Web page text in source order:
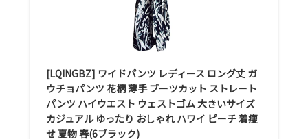
[LQINGBZ] ワイドパンツ レディース ロング丈 ガ
ウチョパンツ 花柄 薄手 ブーツカット ストレート
パンツ ハイウエスト ウェストゴム 大きいサイズ
カジュアル ゆったり おしゃれ ハワイ ピーチ 着痩
せ 夏物 春(6ブラック)